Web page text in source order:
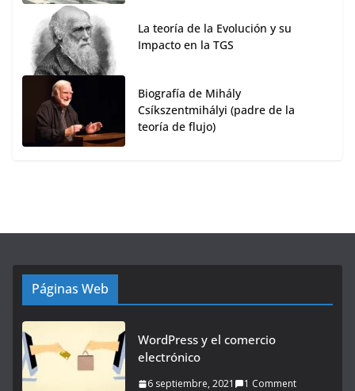
La teoría de la Evolución y su
Impacto en la TGS
Biografía de Mihály
Csíkszentmihályi (padre de la
teoría de flujo)
Páginas Web
WordPress y el comercio
electrónico
6 septiembre, 2021 1 Comment